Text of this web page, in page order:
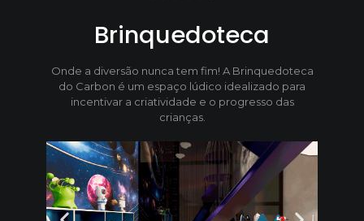
Brinquedoteca
Onde a diversão nunca tem fim! A Brinquedoteca
do Carbon é um espaço lúdico idealizado para
incentivar a criatividade e o progresso das
crianças.